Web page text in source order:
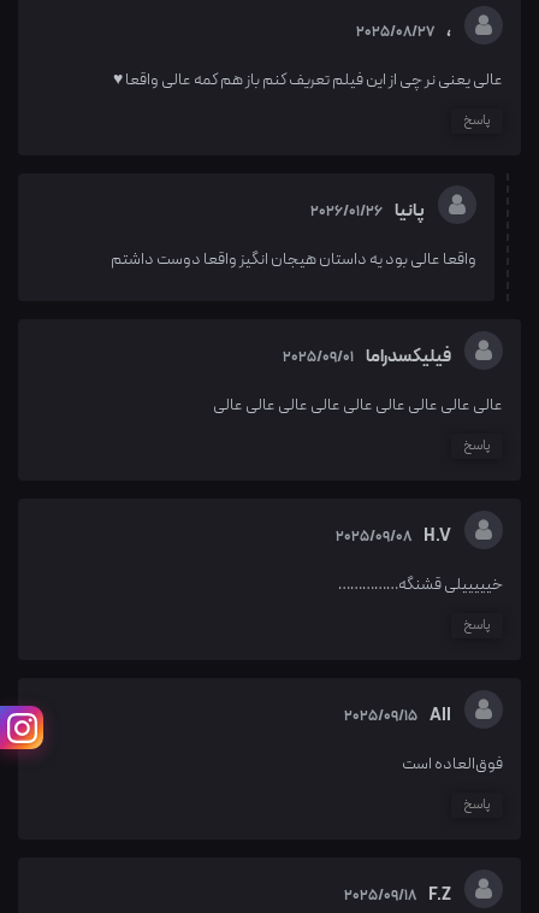
، 2025/08/27
عالی یعنی نر چی از این فیلم تعریف کنم باز هم کمه عالی واقعا ♥
پاسخ
پانیا 2026/01/26
واقعا عالی بود یه داستان هیجان انگیز واقعا دوست داشتم
فیلیکسدراما 2025/09/01
عالی عالی عالی عالی عالی عالی عالی عالی عالی
پاسخ
H.V
2025/09/08
خیییییلی قشنگه……………
پاسخ
All
2025/09/15
فوق‌العاده‌ است
پاسخ
F.Z
2025/09/18